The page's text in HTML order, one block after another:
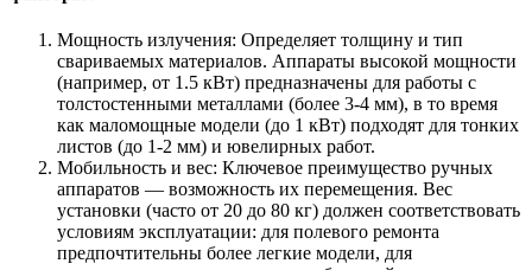
Мощность излучения: Определяет толщину и тип
свариваемых материалов. Аппараты высокой мощности
(например, от 1.5 кВт) предназначены для работы с
толстостенными металлами (более 3-4 мм), в то время
как маломощные модели (до 1 кВт) подходят для тонких
листов (до 1-2 мм) и ювелирных работ.
Мобильность и вес: Ключевое преимущество ручных
аппаратов — возможность их перемещения. Вес
установки (часто от 20 до 80 кг) должен соответствовать
условиям эксплуатации: для полевого ремонта
предпочтительны более легкие модели, для